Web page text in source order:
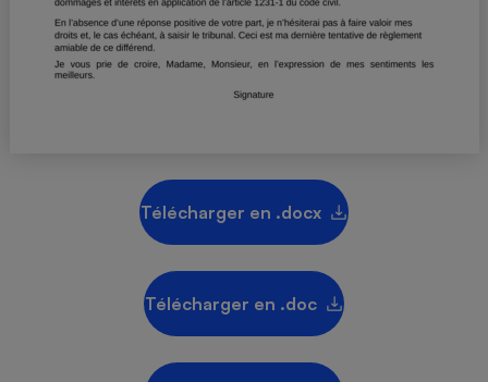
Télécharger en .docx
Télécharger en .doc